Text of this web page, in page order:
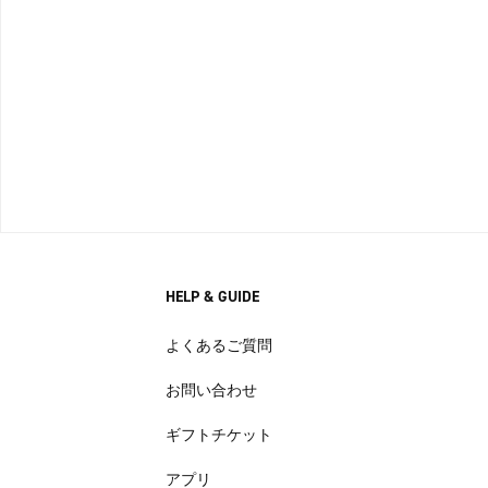
HELP & GUIDE
よくあるご質問
お問い合わせ
ギフトチケット
アプリ